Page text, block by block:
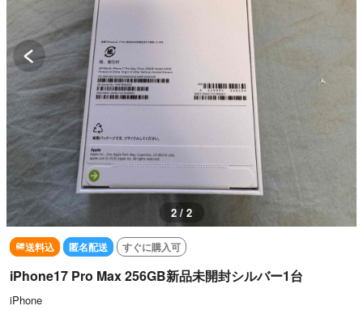
1 / 2
送料込 匿名配送 すぐに購入可
iPhone17 Pro Max 256GB新品未開封シルバー1台
iPhone